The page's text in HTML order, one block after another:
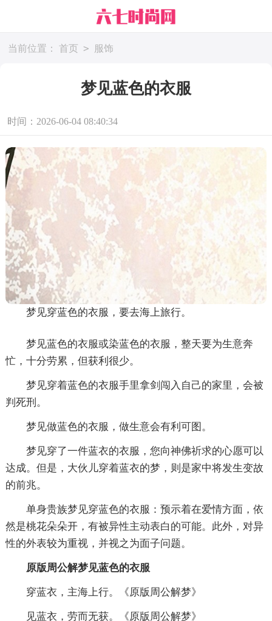
当前位置： 首页 > 服饰
梦见蓝色的衣服
时间：2026-06-04 08:40:34
梦见穿蓝色的衣服，要去海上旅行。
梦见蓝色的衣服或染蓝色的衣服，整天要为生意奔
忙，十分劳累，但获利很少。
梦见穿着蓝色的衣服手里拿剑闯入自己的家里，会被
判死刑。
梦见做蓝色的衣服，做生意会有利可图。
梦见穿了一件蓝衣的衣服，您向神佛祈求的心愿可以
达成。但是，大伙儿穿着蓝衣的梦，则是家中将发生变故
的前兆。
单身贵族梦见穿蓝色的衣服：预示着在爱情方面，依
然是桃花朵朵开，有被异性主动表白的可能。此外，对异
性的外表较为重视，并视之为面子问题。
原版周公解梦见蓝色的衣服
穿蓝衣，主海上行。《原版周公解梦》
见蓝衣，劳而无获。《原版周公解梦》